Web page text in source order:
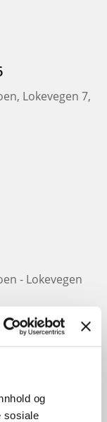
og
sosiale
Lokevegen 7,
- Lokevegen